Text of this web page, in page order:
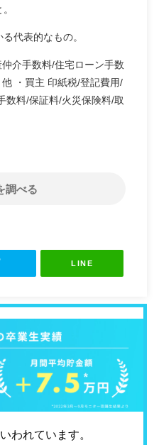
代表的なもの。
介手数料/住宅ローン手数
・買主 印紙税/登記費用/
数料/保証料/火災保険料/取
調べる
LINE
われています。